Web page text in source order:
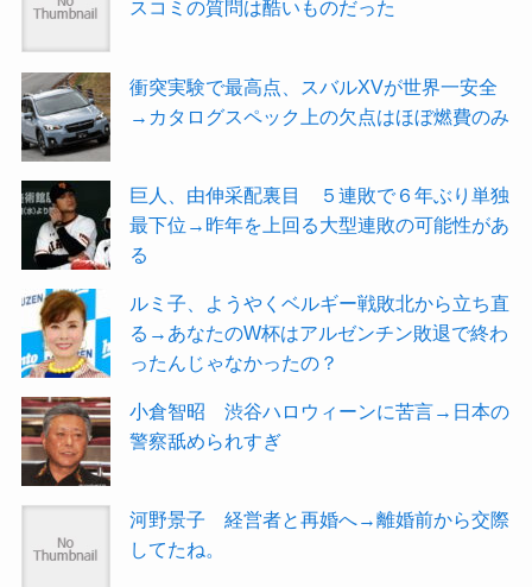
スコミの質問は酷いものだった
衝突実験で最高点、スバルXVが世界一安全
→カタログスペック上の欠点はほぼ燃費のみ
巨人、由伸采配裏目 ５連敗で６年ぶり単独
最下位→昨年を上回る大型連敗の可能性があ
る
ルミ子、ようやくベルギー戦敗北から立ち直
る→あなたのW杯はアルゼンチン敗退で終わ
ったんじゃなかったの？
小倉智昭 渋谷ハロウィーンに苦言→日本の
警察舐められすぎ
河野景子 経営者と再婚へ→離婚前から交際
してたね。